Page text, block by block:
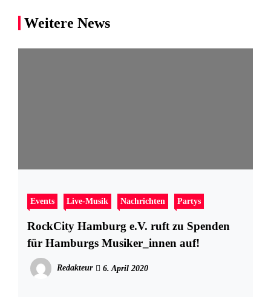
Weitere News
Events Live-Musik Nachrichten Partys
RockCity Hamburg e.V. ruft zu Spenden
für Hamburgs Musiker_innen auf!
Redakteur 6. April 2020